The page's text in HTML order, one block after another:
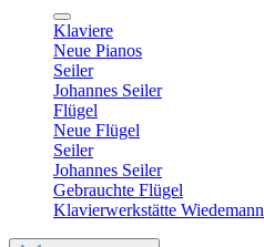
Klaviere
Neue Pianos
Seiler
Johannes Seiler
Flügel
Neue Flügel
Seiler
Johannes Seiler
Gebrauchte Flügel
Klavierwerkstätte Wiedemann